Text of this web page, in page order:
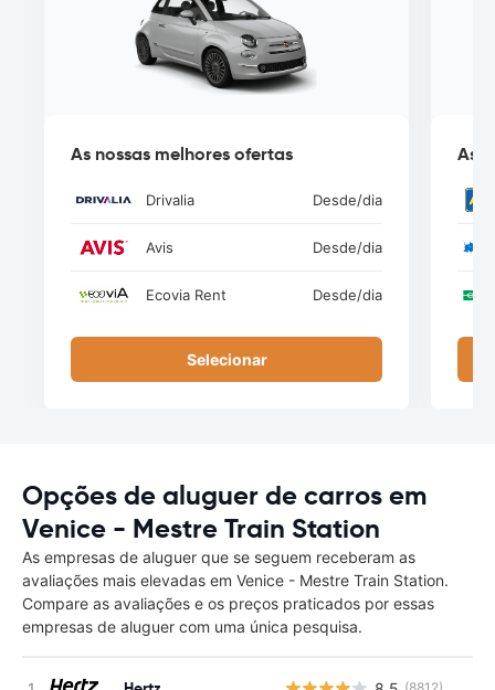
As nossas melhores ofertas
Drivalia Desde/dia
Avis Desde/dia
Ecovia Rent Desde/dia
Selecionar
As
Opções de aluguer de carros em
Venice - Mestre Train Station
As empresas de aluguer que se seguem receberam as
avaliações mais elevadas em Venice - Mestre Train Station.
Compare as avaliações e os preços praticados por essas
empresas de aluguer com uma única pesquisa.